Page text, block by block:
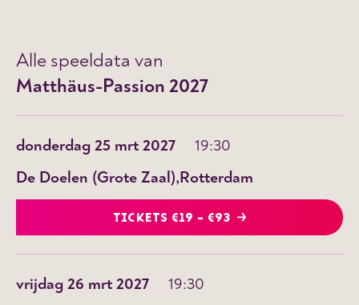
Alle speeldata van
Matthäus-Passion 2027
donderdag 25 mrt 2027
19:30
Rotterdam
De Doelen (Grote Zaal)
TICKETS €19 - €93
vrijdag 26 mrt 2027
19:30